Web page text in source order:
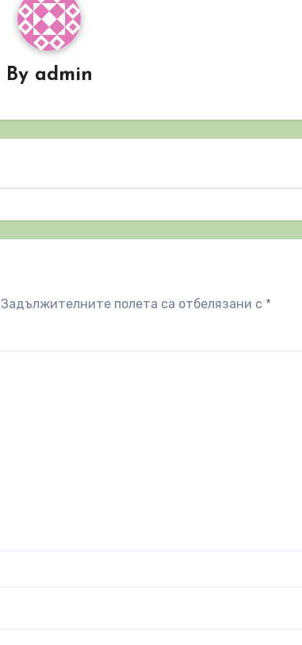
By admin
Задължителните полета са отбелязани с *